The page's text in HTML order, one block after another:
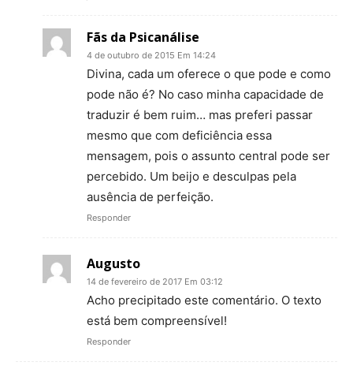
Fãs da Psicanálise
4 de outubro de 2015 Em 14:24
Divina, cada um oferece o que pode e como
pode não é? No caso minha capacidade de
traduzir é bem ruim… mas preferi passar
mesmo que com deficiência essa
mensagem, pois o assunto central pode ser
percebido. Um beijo e desculpas pela
ausência de perfeição.
Responder
Augusto
14 de fevereiro de 2017 Em 03:12
Acho precipitado este comentário. O texto
está bem compreensível!
Responder